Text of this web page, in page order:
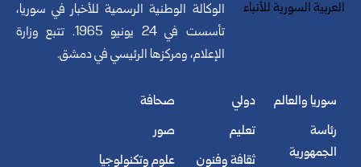
الوكالة الوطنية الرسمية للأخبار في سوريا،
تأسست في 24 يونيو 1965. تتبع وزارة
الإعلام، ومركزها الرئيسي في دمشق.
سوريا والعالم
رئاسة
الجمهورية
دولي
تعليم
ثقافة وفنون
صحافة
صور
علوم وتكنولوجيا